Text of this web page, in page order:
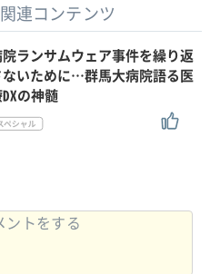
連コンテンツ
ランサムウェア事件を繰り返
ないために…群馬大病院語る医
の神髄